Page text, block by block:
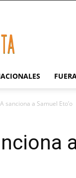
sanciona a Samuel Eto’o